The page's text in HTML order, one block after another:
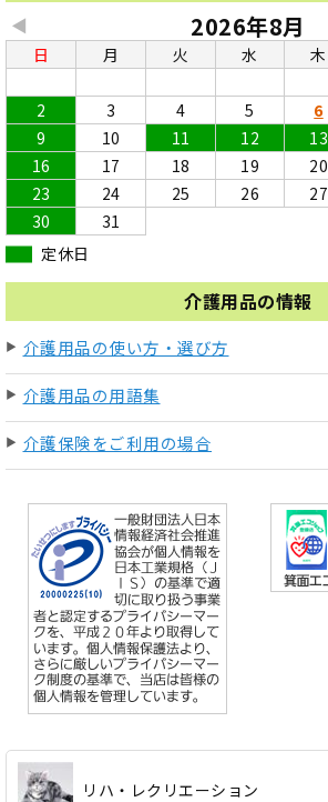
◀ 2026年8月
日 月 火 水 木
2
3 4 5 6
9
10 11 12 13
16
17 18 19 20
23
24 25 26 27
30
31
定休日
介護用品の情報
介護用品の使い方・選び方
介護用品の用語集
介護保険をご利用の場合
リハ・レクリエーション